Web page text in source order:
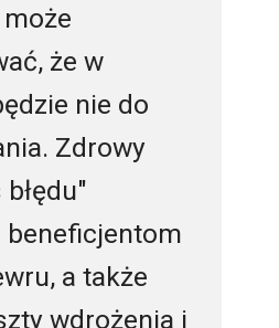
że w
nie do
Zdrowy
beneficjentom
a także
wdrożenia i